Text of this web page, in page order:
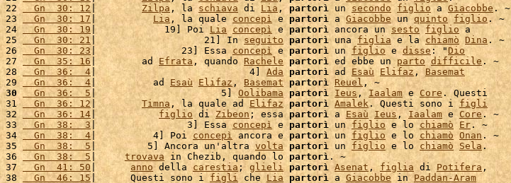
22
  Gn  30: 12
| Zilpa , la schiava di Lia , partorì un secondo figlio a Giacobbe . ~
23
  Gn  30: 17
| Lia , la quale concepì e partorì a Giacobbe un quinto figlio. ~
24
  Gn  30: 19
|            19] Poi Lia concepì e partorì ancora un sesto figlio a
25
  Gn  30: 21
|                   21] In seguito partorì una figlia e la chiamò Dina . ~
26
  Gn  30: 23
|               23] Essa concepì e partorì un figlio e disse : "Dio
27
  Gn  35: 16
|        ad Efrata , quando Rachele partorì ed ebbe un parto difficile. ~
28
  Gn  36:  4
|                           4] Ada partorì ad Esaù Elifaz, Basemat
29
  Gn  36:  4
|          ad Esaù Elifaz , Basemat partorì Reuel
30
  Gn  36:  5
|                      5] Oolibama partorì Ieus , Iaalam e Core . Questi
31
  Gn  36: 12
| Timna, la quale ad Elifaz partorì Amalek. Questi sono i figli
32
  Gn  36: 14
| figlio di Zibeon ; essa partorì a Esaù Ieus , Iaalam e Core. ~
33
  Gn  38:  3
|                3] Essa concepì e partorì un figlio e lo chiamò Er . ~
34
  Gn  38:  4
|          4] Poi concepì ancora e partorì un figlio e lo chiamò Onan . ~
35
  Gn  38:  5
|         5] Ancora un'altra volta partorì un figlio e lo chiamò Sela.
36
  Gn  38:  5
| trovava in Chezib, quando lo partorì . ~
37
  Gn  41: 50
| anno della carestia ; glieli partorì Asenat , figlia di Potifera ,
38
  Gn  46: 15
|      Questi sono i figli che Lia partorì a Giacobbe in Paddan-Aram